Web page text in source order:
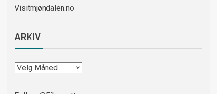
Visitmjøndalen.no
ARKIV